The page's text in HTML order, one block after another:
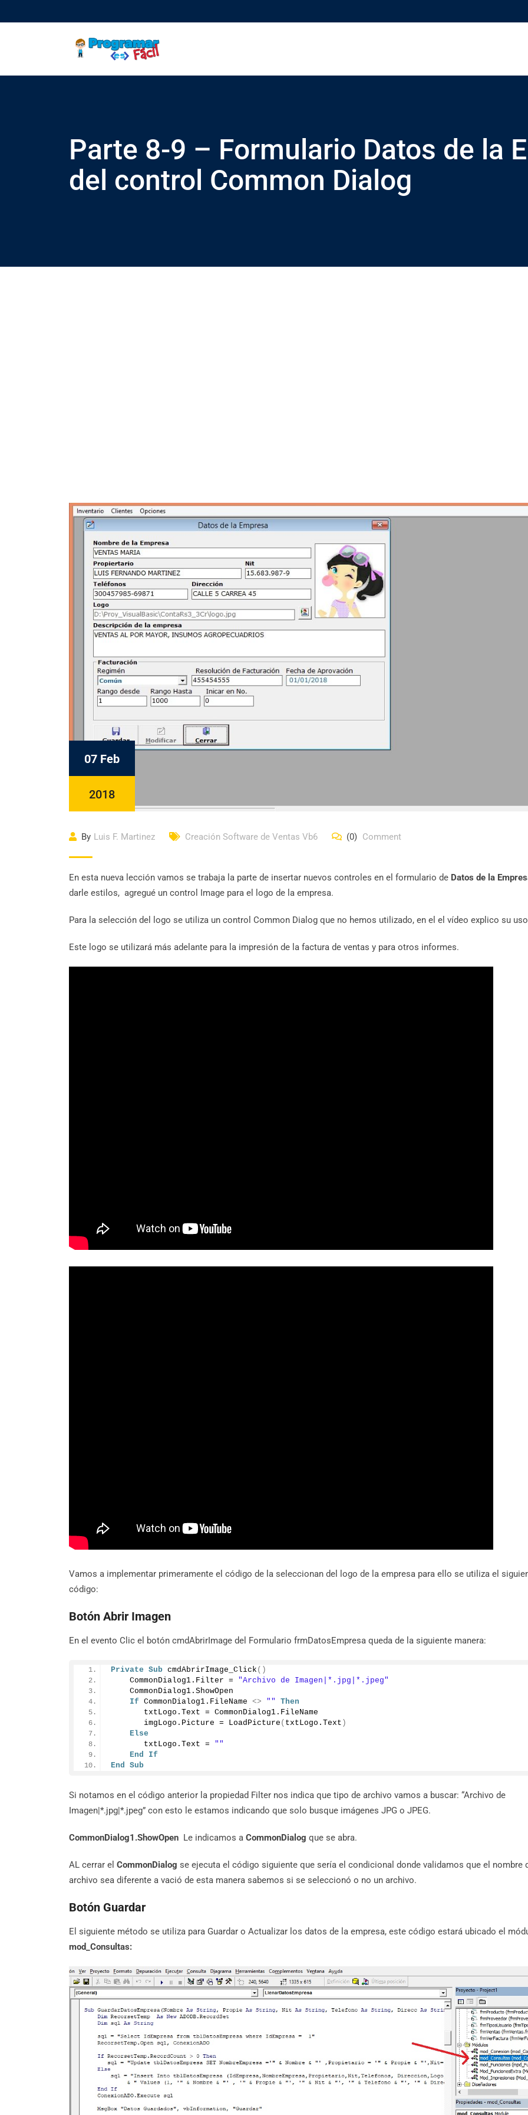
to
Parte 8-9 – Formulario Datos de la
del control Common Dialog
07 Feb
2018
By Luis F. Martinez Creación Software de Ventas Vb6 (0) Comment
En esta nueva lección vamos se trabaja la parte de insertar nuevos controles en el formulario de Datos de la
darle estilos, agregué un control Image para el logo de la empresa.
Para la selección del logo se utiliza un control Common Dialog que no hemos utilizado, en el el vídeo explico su
Este logo se utilizará más adelante para la impresión de la factura de ventas y para otros informes.
Vamos a implementar primeramente el código de la seleccionan del logo de la empresa para ello se utiliza el
código:
Botón Abrir Imagen
En el evento Clic el botón cmdAbrirImage del Formulario frmDatosEmpresa queda de la siguiente manera:
Private Sub cmdAbrirImage_Click ()
    CommonDialog1.
Filter = "Archivo de Imagen|*.jpg|*.jpeg"
    CommonDialog1.
ShowOpen
If CommonDialog1. FileName <> ""
Then
       txtLogo.
Text = CommonDialog1. FileName
       imgLogo.
Picture = LoadPicture ( txtLogo. Text )
Else
       txtLogo.
Text = ""
End
If
End
Sub
Si notamos en el código anterior la propiedad Filter nos indica que tipo de archivo vamos a buscar: “Archivo de
Imagen|*.jpg|*.jpeg” con esto le estamos indicando que solo busque imágenes JPG o JPEG.
CommonDialog1.ShowOpen Le indicamos a CommonDialog que se abra.
AL cerrar el CommonDialog se ejecuta el código siguiente que sería el condicional donde validamos que el nombre
archivo sea diferente a vació de esta manera sabemos si se seleccionó o no un archivo.
Botón Guardar
El siguiente método se utiliza para Guardar o Actualizar los datos de la empresa, este código estará ubicado el
mod_Consultas: